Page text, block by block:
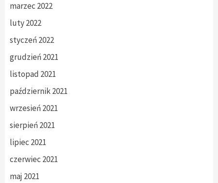
marzec 2022
luty 2022
styczeń 2022
grudzień 2021
listopad 2021
październik 2021
wrzesień 2021
sierpień 2021
lipiec 2021
czerwiec 2021
maj 2021